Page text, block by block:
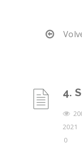
4.
2021
0